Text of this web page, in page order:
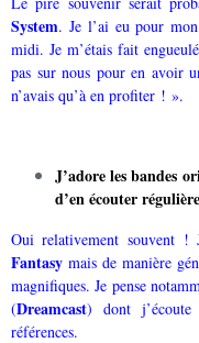
System. Je l’ai eu pour
midi. Je m’étais fait
pas sur nous pour en avoir
n’avais qu’à en profiter ! ».
J’adore les bandes
d’en écouter
Oui relativement souvent !
Fantasy mais de manière
magnifiques. Je pense
(Dreamcast) dont
références.